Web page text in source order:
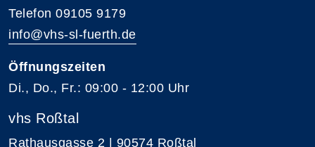
Telefon 09105 9179
info@vhs-sl-fuerth.de
Öffnungszeiten
Di., Do., Fr.: 09:00 - 12:00 Uhr
vhs Roßtal
Rathausgasse 2 | 90574 Roßtal